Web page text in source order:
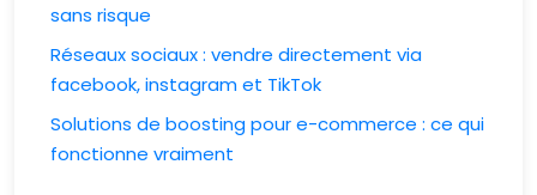
sans risque
Réseaux sociaux : vendre directement via
facebook, instagram et TikTok
Solutions de boosting pour e-commerce : ce qui
fonctionne vraiment